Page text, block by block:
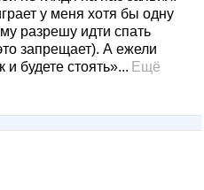
у меня хотя бы одну
разрешу идти спать
запрещает). А ежели
и будете стоять»... Ещё